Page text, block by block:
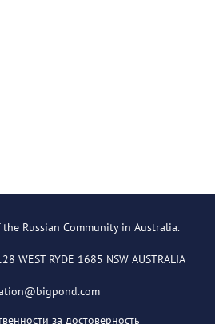
Russian Community in Australia.
WEST RYDE 1685 NSW AUSTRALIA
за достоверность